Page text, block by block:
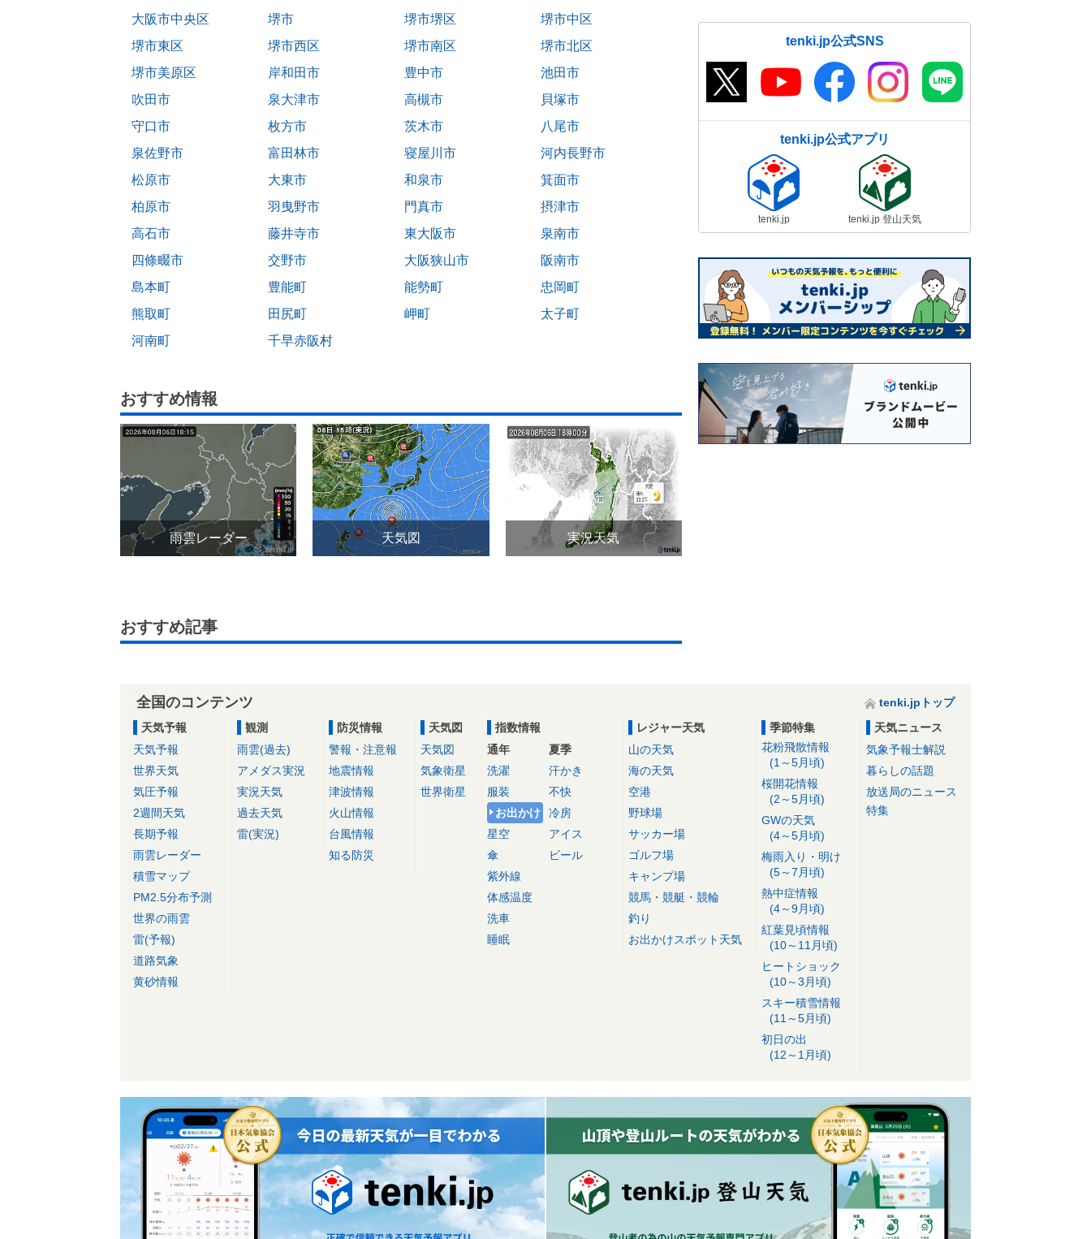
大阪市中央区
堺市 堺市堺区
堺市中区
堺市東区
堺市西区 堺市南区
堺市北区
堺市美原区
岸和田市 豊中市
池田市
吹田市
泉大津市 高槻市
貝塚市
守口市
枚方市 茨木市
八尾市
泉佐野市
富田林市 寝屋川市
河内長野市
松原市
大東市 和泉市
箕面市
柏原市
羽曳野市 門真市
摂津市
高石市
藤井寺市 東大阪市
泉南市
四條畷市
交野市 大阪狭山市
阪南市
島本町
豊能町 能勢町
忠岡町
熊取町
田尻町 岬町
太子町
河南町
千早赤阪村
おすすめ情報
雨雲レーダー 天気図 実況天気
おすすめ記事
tenki.jp公式SNS
tenki.jp公式アプリ
tenki.jp tenki.jp 登山天気
全国のコンテンツ
tenki.jpトップ
天気予報
天気予報
世界天気
気圧予報
2週間天気
長期予報
雨雲レーダー
積雪マップ
PM2.5分布予測
世界の雨雲
雷(予報)
道路気象
黄砂情報
観測
雨雲(過去)
アメダス実況
実況天気
過去天気
雷(実況)
防災情報
警報・注意報
地震情報
津波情報
火山情報
台風情報
知る防災
天気図
天気図
気象衛星
世界衛星
指数情報
通年
洗濯
服装
お出かけ
星空
傘
紫外線
体感温度
洗車
睡眠
夏季
汗かき
不快
冷房
アイス
ビール
レジャー天気
山の天気
海の天気
空港
野球場
サッカー場
ゴルフ場
キャンプ場
競馬・競艇・競輪
釣り
お出かけスポット天気
季節特集
花粉飛散情報
(1～5月頃)
桜開花情報
(2～5月頃)
GWの天気
(4～5月頃)
梅雨入り・明け
(5～7月頃)
熱中症情報
(4～9月頃)
紅葉見頃情報
(10～11月頃)
ヒートショック
(10～3月頃)
スキー積雪情報
(11～5月頃)
初日の出
(12～1月頃)
天気ニュース
気象予報士解説
暮らしの話題
放送局のニュース
特集